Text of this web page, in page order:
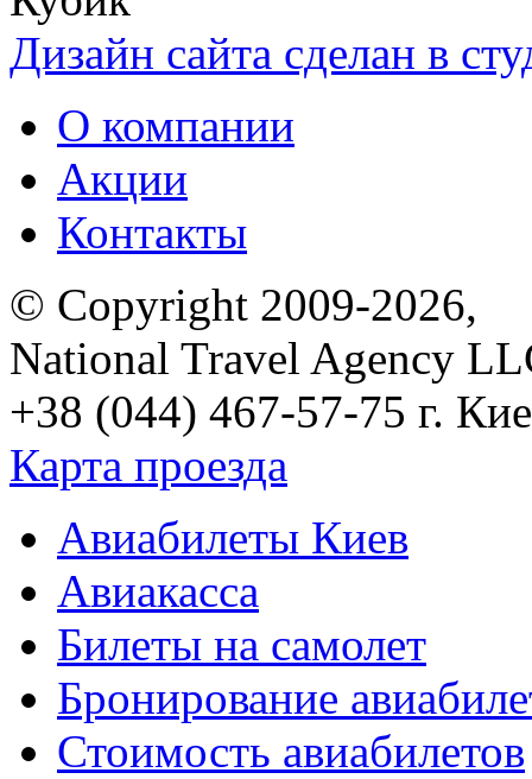
Дизайн сайта сделан в
О компании
Акции
Контакты
© Copyright 2009-2026,
National Travel Agency
+38 (044) 467-57-75 г.
Карта проезда
Авиабилеты Киев
Авиакасса
Билеты на самолет
Бронирование
Стоимость авиабилетов